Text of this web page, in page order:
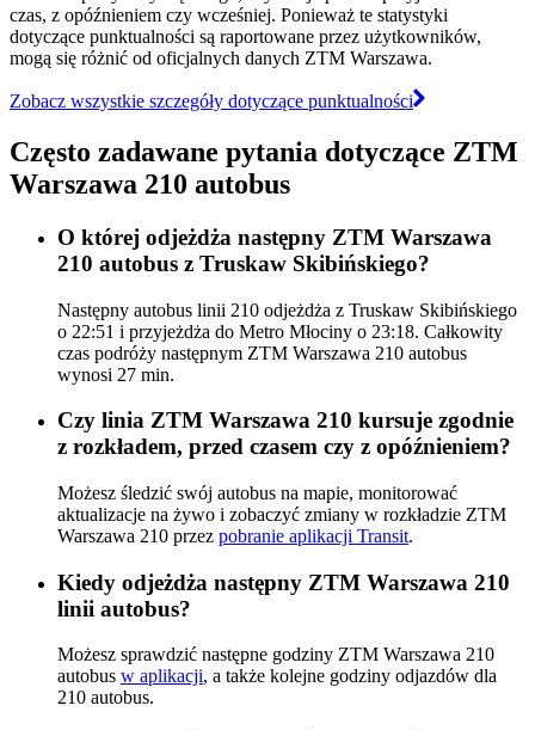
czas, z opóźnieniem czy wcześniej. Ponieważ te statystyki
dotyczące punktualności są raportowane przez użytkowników,
mogą się różnić od oficjalnych danych ZTM Warszawa.
Zobacz wszystkie szczegóły dotyczące punktualności
Często zadawane pytania dotyczące ZTM
Warszawa 210 autobus
O której odjeżdża następny ZTM Warszawa
210 autobus z Truskaw Skibińskiego?
Następny autobus linii 210 odjeżdża z Truskaw Skibińskiego
o 22:51 i przyjeżdża do Metro Młociny o 23:18. Całkowity
czas podróży następnym ZTM Warszawa 210 autobus
wynosi 27 min.
Czy linia ZTM Warszawa 210 kursuje zgodnie
z rozkładem, przed czasem czy z opóźnieniem?
Możesz śledzić swój autobus na mapie, monitorować
aktualizacje na żywo i zobaczyć zmiany w rozkładzie ZTM
Warszawa 210 przez pobranie aplikacji Transit.
Kiedy odjeżdża następny ZTM Warszawa 210
linii autobus?
Możesz sprawdzić następne godziny ZTM Warszawa 210
autobus w aplikacji, a także kolejne godziny odjazdów dla
210 autobus.